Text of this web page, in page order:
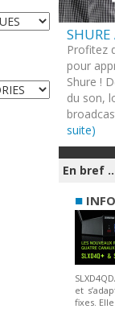
Profitez
pour
Shure !
du son,
suite)
En bref
■
et
fixes.